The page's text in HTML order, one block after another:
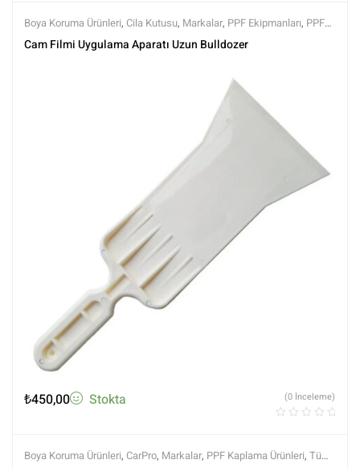
Boya Koruma Ürünleri, Cila Kutusu, Markalar, PPF Ekipmanları, PPF
Kaplama Ürünleri,Tüm Ürünler,Tüm Ürünler
Cam Filmi Uygulama Aparatı Uzun Bulldozer
₺450,00 Stokta (0 İnceleme)
Boya Koruma Ürünleri, CarPro, Markalar, PPF Kaplama Ürünleri, Tüm